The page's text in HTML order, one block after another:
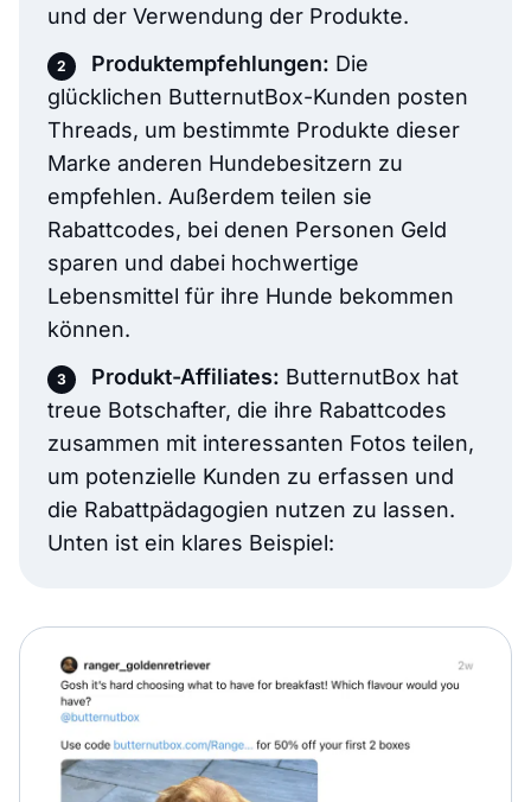
und der Verwendung der Produkte.
Produktempfehlungen: Die
glücklichen ButternutBox-Kunden posten
Threads, um bestimmte Produkte dieser
Marke anderen Hundebesitzern zu
empfehlen. Außerdem teilen sie
Rabattcodes, bei denen Personen Geld
sparen und dabei hochwertige
Lebensmittel für ihre Hunde bekommen
können.
Produkt-Affiliates: ButternutBox hat
treue Botschafter, die ihre Rabattcodes
zusammen mit interessanten Fotos teilen,
um potenzielle Kunden zu erfassen und
die Rabattpädagogien nutzen zu lassen.
Unten ist ein klares Beispiel: